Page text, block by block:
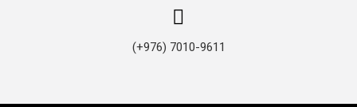
(+976) 7010-9611